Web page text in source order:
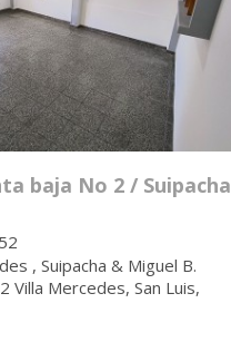
baja No 2 / Suipacha
, Suipacha & Miguel B.
Villa Mercedes, San Luis,